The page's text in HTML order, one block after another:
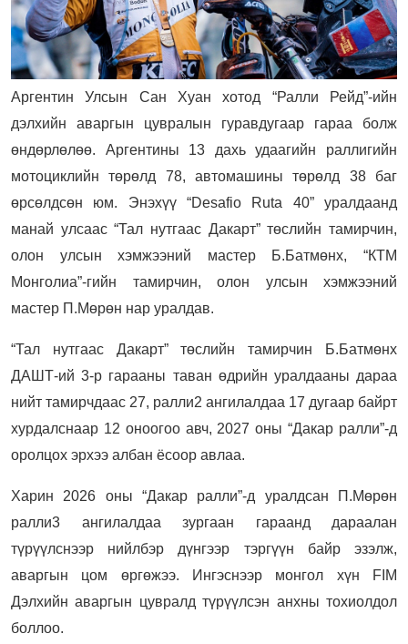
Аргентин Улсын Сан Хуан хотод “Ралли Рейд”-ийн
дэлхийн аваргын цувралын гуравдугаар гараа болж
өндөрлөлөө. Аргентины 13 дахь удаагийн раллигийн
мотоциклийн төрөлд 78, автомашины төрөлд 38 баг
өрсөлдсөн юм. Энэхүү “Desafio Ruta 40” уралдаанд
манай улсаас “Тал нутгаас Дакарт” төслийн тамирчин,
олон улсын хэмжээний мастер Б.Батмөнх, “КТМ
Монголиа”-гийн тамирчин, олон улсын хэмжээний
мастер П.Мөрөн нар уралдав.
“Тал нутгаас Дакарт” төслийн тамирчин Б.Батмөнх
ДАШТ-ий 3-р гарааны таван өдрийн уралдааны дараа
нийт тамирчдаас 27, ралли2 ангилалдаа 17 дугаар байрт
хурдалснаар 12 оноогоо авч, 2027 оны “Дакар ралли”-д
оролцох эрхээ албан ёсоор авлаа.
Харин 2026 оны “Дакар ралли”-д уралдсан П.Мөрөн
ралли3 ангилалдаа зургаан гараанд дараалан
түрүүлснээр нийлбэр дүнгээр тэргүүн байр эзэлж,
аваргын цом өргөжээ. Ингэснээр монгол хүн FIM
Дэлхийн аваргын цувралд түрүүлсэн анхны тохиолдол
боллоо.